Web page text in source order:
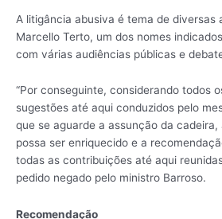
A litigância abusiva é tema de diversas
Marcello Terto, um dos nomes
com várias audiências públicas e
“Por conseguinte, considerando todos
sugestões até aqui conduzidos pelo
que se aguarde a assunção da
possa ser enriquecido e a
todas as contribuições até aqui
pedido negado pelo ministro Barroso.
Recomendação